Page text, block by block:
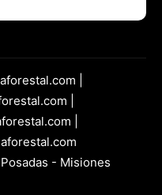
|
|
|
- Misiones